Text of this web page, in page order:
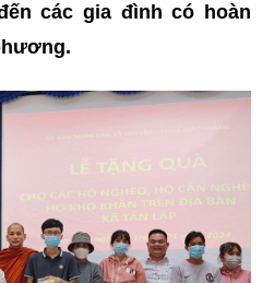
các gia đình có hoàn